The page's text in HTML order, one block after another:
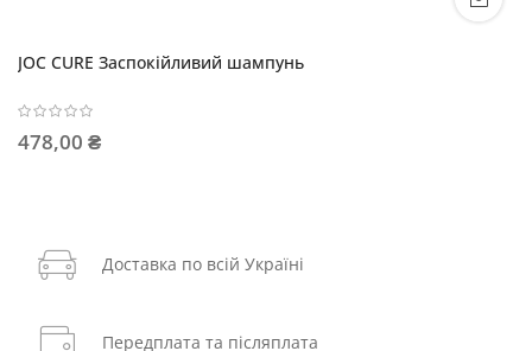
JOC CURE Заспокійливий шампунь
478,00 ₴
Доставка по всій Україні
Передплата та післяплата